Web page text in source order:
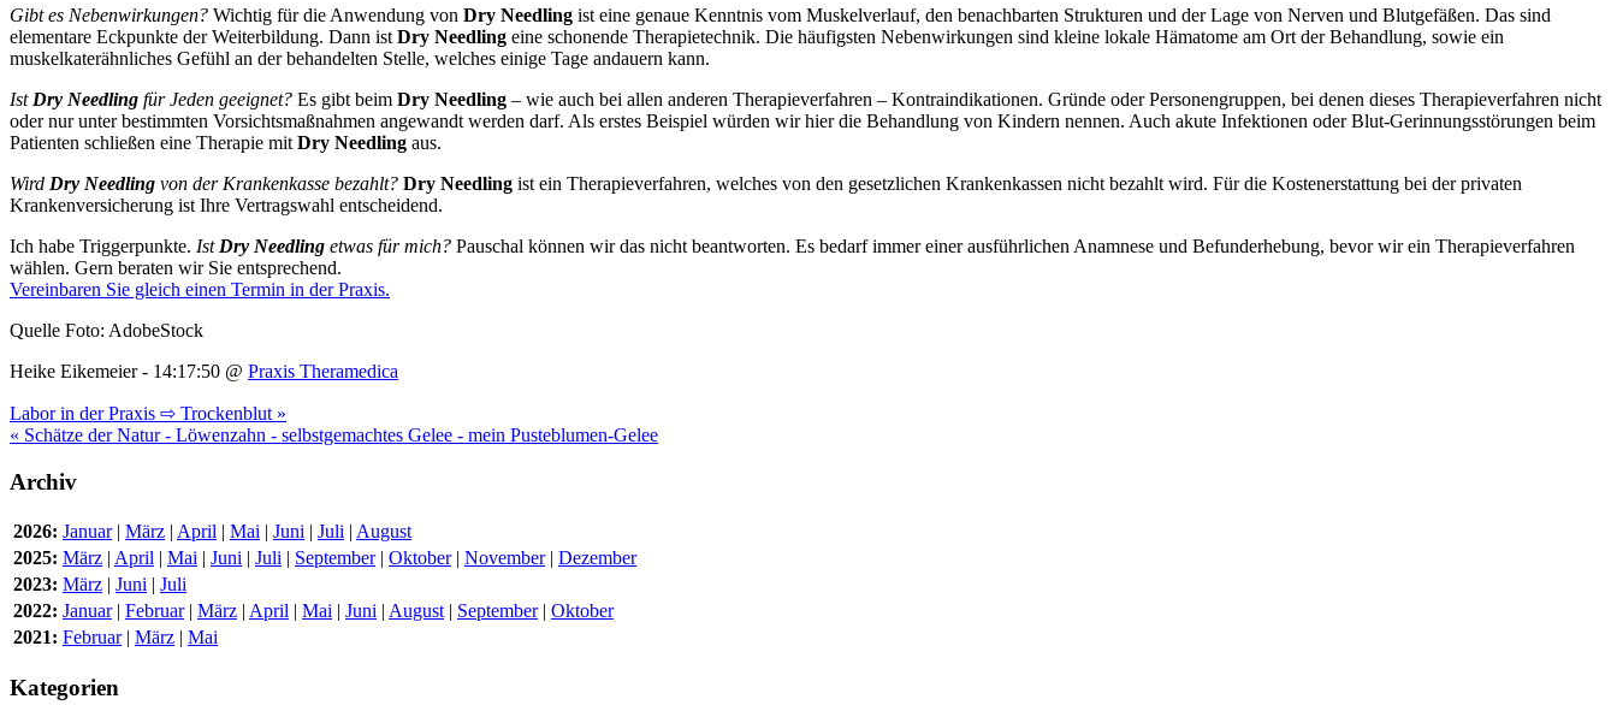
Gibt es Nebenwirkungen? Wichtig für die Anwendung von Dry Needling ist eine genaue Kenntnis vom Muskelverlauf, den benachbarten Strukturen und der Lage von Nerven und Blutgefäßen. Das sind
elementare Eckpunkte der Weiterbildung. Dann ist Dry Needling eine schonende Therapietechnik. Die häufigsten Nebenwirkungen sind kleine lokale Hämatome am Ort der Behandlung, sowie ein
muskelkaterähnliches Gefühl an der behandelten Stelle, welches einige Tage andauern kann.
Ist Dry Needling für Jeden geeignet? Es gibt beim Dry Needling – wie auch bei allen anderen Therapieverfahren – Kontraindikationen. Gründe oder Personengruppen, bei denen dieses Therapieverfahren nicht
oder nur unter bestimmten Vorsichtsmaßnahmen angewandt werden darf. Als erstes Beispiel würden wir hier die Behandlung von Kindern nennen. Auch akute Infektionen oder Blut-Gerinnungsstörungen beim
Patienten schließen eine Therapie mit Dry Needling aus.
Wird Dry Needling von der Krankenkasse bezahlt? Dry Needling ist ein Therapieverfahren, welches von den gesetzlichen Krankenkassen nicht bezahlt wird. Für die Kostenerstattung bei der privaten
Krankenversicherung ist Ihre Vertragswahl entscheidend.
Ich habe Triggerpunkte. Ist Dry Needling etwas für mich? Pauschal können wir das nicht beantworten. Es bedarf immer einer ausführlichen Anamnese und Befunderhebung, bevor wir ein Therapieverfahren
wählen. Gern beraten wir Sie entsprechend.
Vereinbaren Sie gleich einen Termin in der Praxis.
Quelle Foto: AdobeStock
Heike Eikemeier - 14:17:50 @ Praxis Theramedica
Labor in der Praxis ⇨ Trockenblut »
« Schätze der Natur - Löwenzahn - selbstgemachtes Gelee - mein Pusteblumen-Gelee
Archiv
2026: Januar| März | April | Mai | Juni | Juli | August
2025: März | April | Mai | Juni | Juli | September| Oktober| November| Dezember
2023: März | Juni | Juli
2022: Januar| Februar| März | April | Mai | Juni | August| September| Oktober
2021: Februar| März | Mai
Kategorien